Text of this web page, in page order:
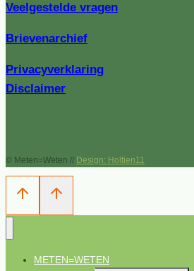
Veelgestelde vragen
Brievenarchief
Privacyverklaring
Disclaimer
© Meten=Weten // Design: Holtien11
METEN=WETEN